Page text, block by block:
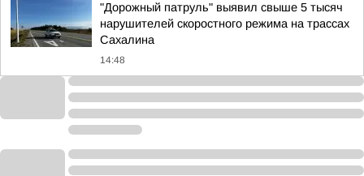
"Дорожный патруль" выявил свыше 5 тысяч
нарушителей скоростного режима на трассах
Сахалина
14:48